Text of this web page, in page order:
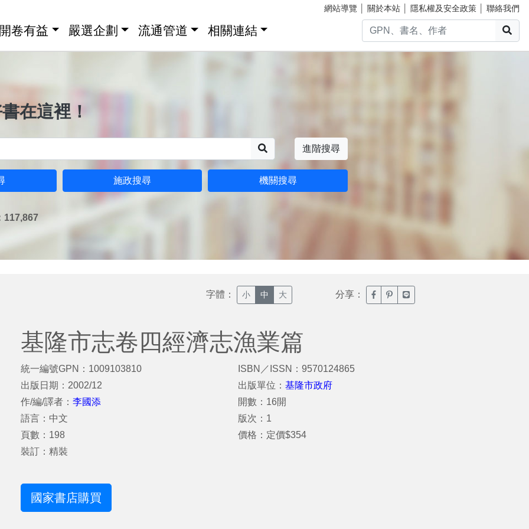
網站導覽 關於本站 隱私權及安全政策 聯絡我們
卷有益 嚴選企劃 流通管道 相關連結
在這裡！
進階搜尋
施政搜尋 機關搜尋
117,867
字體： 小 中 大 分享： 臉書分享(另開新視窗)
噗浪分享(另開新視窗)
Line分享(另開新視窗)
基隆市志卷四經濟志漁業篇
統一編號GPN：1009103810
出版日期：2002/12
作/編/譯者： 李國添
語言：中文
頁數：198
裝訂：精裝
ISBN／ISSN：9570124865
出版單位：基隆市政府
開數：16開
版次：1
價格：定價$354
國家書店購買